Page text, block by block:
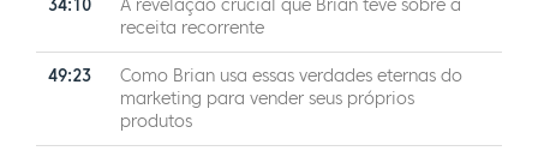
34:10
A revelação crucial que Brian teve sobre a
receita recorrente
49:23
Como Brian usa essas verdades eternas do
marketing para vender seus próprios
produtos